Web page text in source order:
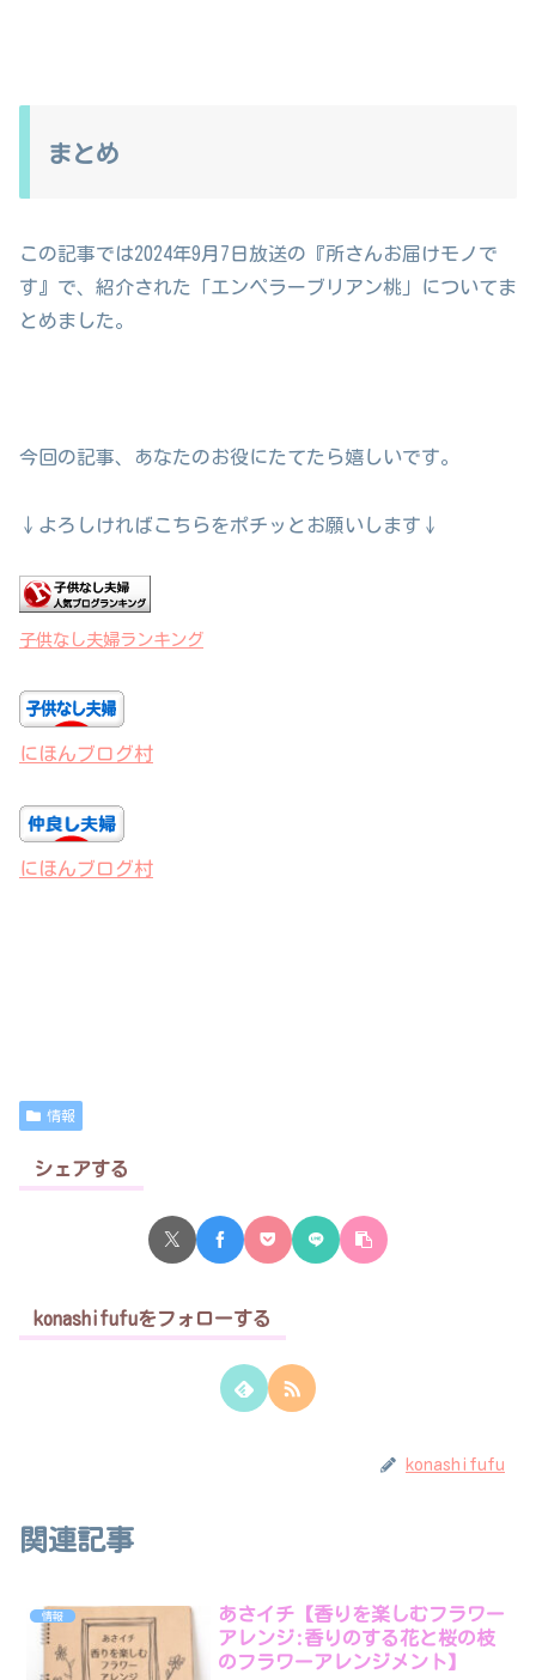
まとめ
この記事では2024年9月7日放送の『所さんお届けモノで
す』で、紹介された「エンペラーブリアン桃」についてま
とめました。
今回の記事、あなたのお役にたてたら嬉しいです。
↓よろしければこちらをポチッとお願いします↓
子供なし夫婦ランキング
にほんブログ村
にほんブログ村
情報
シェアする
konashifufuをフォローする
konashifufu
関連記事
情報
あさイチ【香りを楽しむフラワー
アレンジ:香りのする花と桜の枝
のフラワーアレンジメント】